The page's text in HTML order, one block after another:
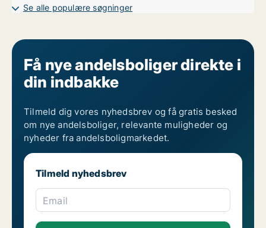
Se alle populære søgninger
Få nye andelsboliger direkte i
din indbakke
Tilmeld dig vores nyhedsbrev og få gratis besked
om nye andelsboliger, relevante muligheder og
nyheder fra andelsboligmarkedet.
Tilmeld nyhedsbrev
Email